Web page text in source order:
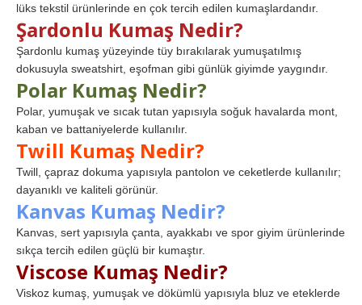
lüks tekstil ürünlerinde en çok tercih edilen kumaşlardandır.
Şardonlu Kumaş Nedir?
Şardonlu kumaş yüzeyinde tüy bırakılarak yumuşatılmış
dokusuyla sweatshirt, eşofman gibi günlük giyimde yaygındır.
Polar Kumaş Nedir?
Polar, yumuşak ve sıcak tutan yapısıyla soğuk havalarda mont,
kaban ve battaniyelerde kullanılır.
Twill Kumaş Nedir?
Twill, çapraz dokuma yapısıyla pantolon ve ceketlerde kullanılır;
dayanıklı ve kaliteli görünür.
Kanvas Kumaş Nedir?
Kanvas, sert yapısıyla çanta, ayakkabı ve spor giyim ürünlerinde
sıkça tercih edilen güçlü bir kumaştır.
Viscose Kumaş Nedir?
Viskoz kumaş, yumuşak ve dökümlü yapısıyla bluz ve eteklerde